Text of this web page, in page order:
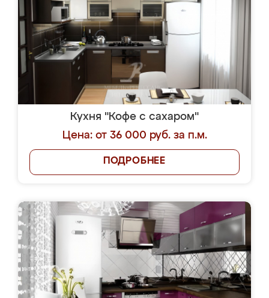
Кухня "Кофе с сахаром"
Цена: от 36 000 руб. за п.м.
ПОДРОБНЕЕ